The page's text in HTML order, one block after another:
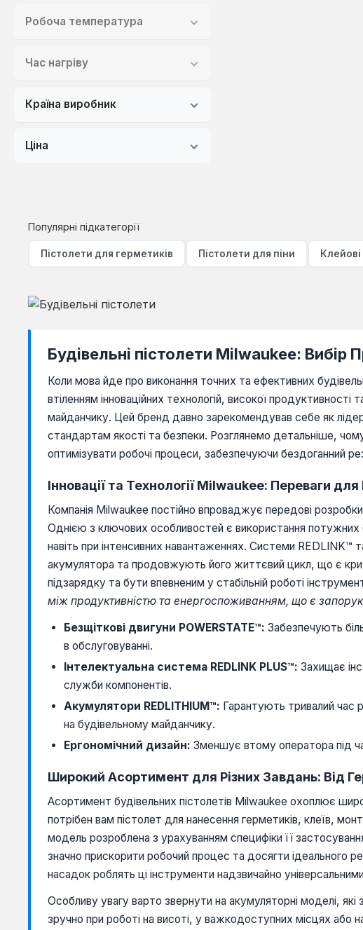
Робоча температура
Час нагріву
Країна виробник
Ціна
Популярні підкатегорії
Пістолети для герметиків Пістолети для піни
Будівельні пістолети Milwaukee: Вибір
Коли мова йде про виконання точних та ефективних
втіленням інноваційних технологій, високої
майданчику. Цей бренд давно зарекомендував себе як
стандартам якості та безпеки. Розглянемо детальніше,
оптимізувати робочі процеси, забезпечуючи бездоганний
Інновації та Технології Milwaukee: Переваги
Компанія Milwaukee постійно впроваджує передові
Однією з ключових особливостей є використання потужних
навіть при інтенсивних навантаженнях. Системи
акумулятора та продовжують його життєвий цикл, що є
підзарядку та бути впевненим у стабільній роботі
між продуктивністю та енергоспоживанням, що є
Безщіткові двигуни POWERSTATE™: Забезпечують
в обслуговуванні.
Інтелектуальна система REDLINK PLUS™: Захищає
служби компонентів.
Акумулятори REDLITHIUM™: Гарантують тривалий
на будівельному майданчику.
Ергономічний дизайн: Зменшує втому оператора під
Широкий Асортимент для Різних Завдань: Від
Асортимент будівельних пістолетів Milwaukee охоплює
потрібен вам пістолет для нанесення герметиків, клеїв,
модель розроблена з урахуванням специфіки її
значно прискорити робочий процес та досягти ідеального
насадок роблять ці інструменти надзвичайно
Особливу увагу варто звернути на акумуляторні моделі,
зручно при роботі на висоті, у важкодоступних місцях або